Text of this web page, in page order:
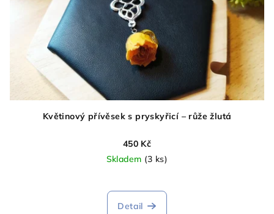
Květinový přívěsek s pryskyřicí – růže žlutá
450 Kč
Skladem (3 ks)
Detail